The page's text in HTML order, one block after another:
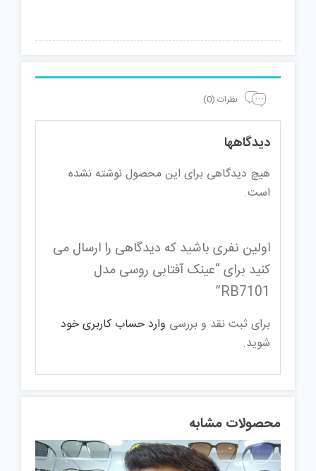
نظرات (0)
دیدگاهها
هیچ دیدگاهی برای این محصول نوشته نشده
است.
اولین نفری باشید که دیدگاهی را ارسال می
کنید برای “عینک آفتابی روسی مدل
RB7101”
برای ثبت نقد و بررسی وارد حساب کاربری خود
شوید.
محصولات مشابه